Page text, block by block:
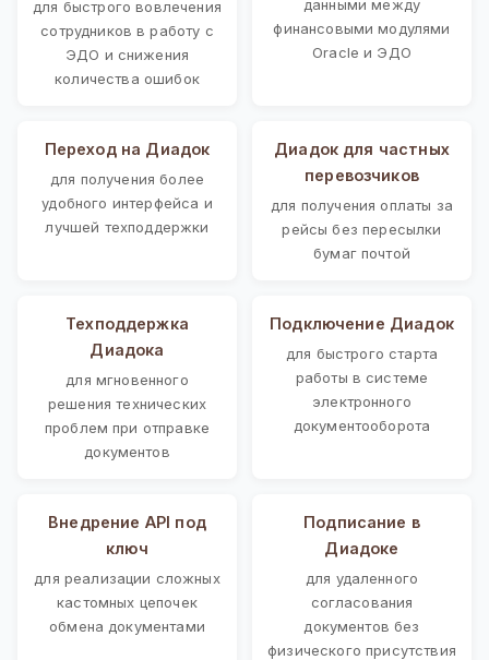
для быстрого вовлечения
сотрудников в работу с
ЭДО и снижения
количества ошибок
данными между
финансовыми модулями
Oracle и ЭДО
Переход на Диадок
для получения более
удобного интерфейса и
лучшей техподдержки
Диадок для частных
перевозчиков
для получения оплаты за
рейсы без пересылки
бумаг почтой
Техподдержка
Диадока
для мгновенного
решения технических
проблем при отправке
документов
Подключение Диадок
для быстрого старта
работы в системе
электронного
документооборота
Внедрение API под
ключ
для реализации сложных
кастомных цепочек
обмена документами
Подписание в
Диадоке
для удаленного
согласования
документов без
физического присутствия